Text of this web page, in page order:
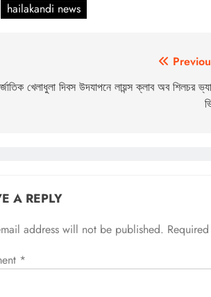
hailakandi news
খেলাধুলা দিবস উদযাপনে লায়ন্স ক্লাব অব শিলচর
A REPLY
address will not be published.
*